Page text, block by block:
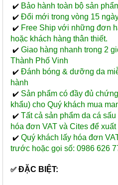
✔️ Bảo hành toàn bộ sản
✔️ Đổi mới trong vòng 15
✔️ Free Ship với những đơn
hoặc khách hàng thân thiết.
✔️ Giao hàng nhanh trong 2
Thành Phố Vinh
✔️ Đánh bóng & dưỡng da
hành
✔️ Sản phẩm có đầy đủ
khẩu) cho Quý khách mua
✔️ Tất cả sản phẩm da cá
hóa đơn VAT và Cites để xuất
✔️ Quý khách lấy hóa đơn
trước hoặc gọi số: 0986 626
✅ ĐẶC BIỆT: